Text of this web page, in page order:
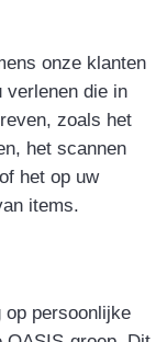
onze klanten
verlenen die in
zoals het
het scannen
het op uw
items.
op persoonlijke